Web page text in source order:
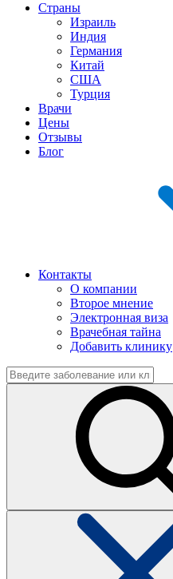
Страны
Израиль
Индия
Германия
Китай
США
Турция
Врачи
Цены
Отзывы
Блог
Контакты
О компании
Второе мнение
Электронная виза
Врачебная тайна
Добавить клинику